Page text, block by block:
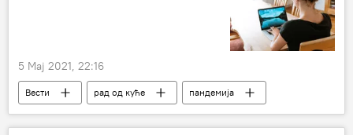
5 Мај 2021, 22:16
Вести рад од куће
пандемија
Економија
вирус корона